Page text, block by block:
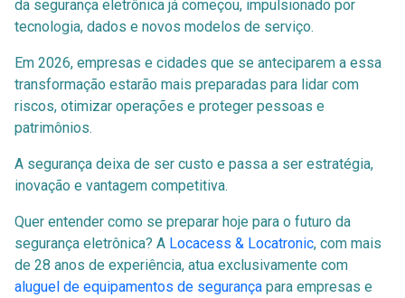
da segurança eletrônica já começou, impulsionado por
tecnologia, dados e novos modelos de serviço.
Em 2026, empresas e cidades que se anteciparem a essa
transformação estarão mais preparadas para lidar com
riscos, otimizar operações e proteger pessoas e
patrimônios.
A segurança deixa de ser custo e passa a ser estratégia,
inovação e vantagem competitiva.
Quer entender como se preparar hoje para o futuro da
segurança eletrônica? A Locacess & Locatronic, com mais
de 28 anos de experiência, atua exclusivamente com
aluguel de equipamentos de segurança para empresas e